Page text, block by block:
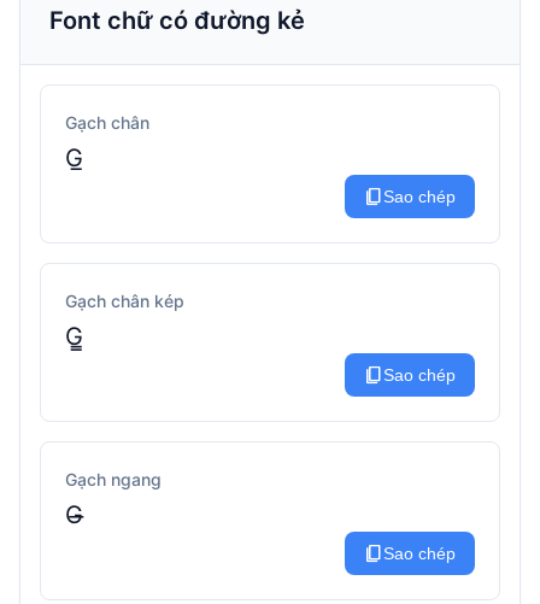
Font chữ có đường kẻ
Gạch chân
G̲
content_copySao chép
Gạch chân kép
G̳
content_copySao chép
Gạch ngang
G̶
content_copySao chép